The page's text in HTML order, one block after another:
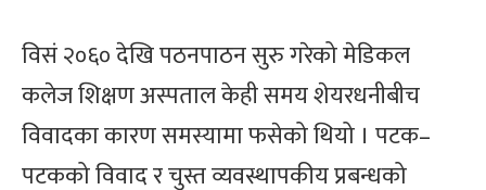
विसं २०६० देखि पठनपाठन सुरु गरेको मेडिकल
कलेज शिक्षण अस्पताल केही समय शेयरधनीबीच
विवादका कारण समस्यामा फसेको थियो । पटक–
पटकको विवाद र चुस्त व्यवस्थापकीय प्रबन्धको